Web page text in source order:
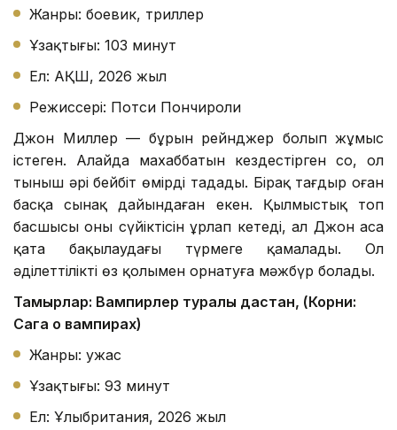
Жанры: боевик, триллер
Ұзақтығы: 103 минут
Ел: АҚШ, 2026 жыл
Режиссері: Потси Пончироли
Джон Миллер — бұрын рейнджер болып жұмыс
істеген. Алайда махаббатын кездестірген соң, ол
тыныш әрі бейбіт өмірді таңдады. Бірақ тағдыр оған
басқа сынақ дайындаған екен. Қылмыстық топ
басшысы оның сүйіктісін ұрлап кетеді, ал Джон аса
қатаң бақылаудағы түрмеге қамалады. Ол
әділеттілікті өз қолымен орнатуға мәжбүр болады.
Тамырлар: Вампирлер туралы дастан, (Корни:
Сага о вампирах)
Жанры: ужас
Ұзақтығы: 93 минут
Ел: Ұлыбритания, 2026 жыл